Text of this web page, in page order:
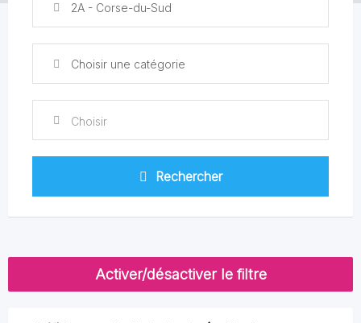
2A - Corse-du-Sud
Choisir une catégorie
Choisir
Rechercher
Activer/désactiver le filtre